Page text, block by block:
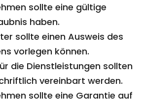
sollte eine gültige
haben.
sollte einen Ausweis des
vorlegen können.
die Dienstleistungen sollten
vereinbart werden.
sollte eine Garantie auf